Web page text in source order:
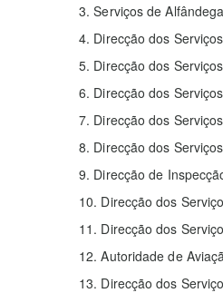
3. Serviços de
4. Direcção dos
5. Direcção dos
6. Direcção dos
7. Direcção dos
8. Direcção dos
9. Direcção de
10. Direcção dos
11. Direcção dos
12. Autoridade de
13. Direcção dos